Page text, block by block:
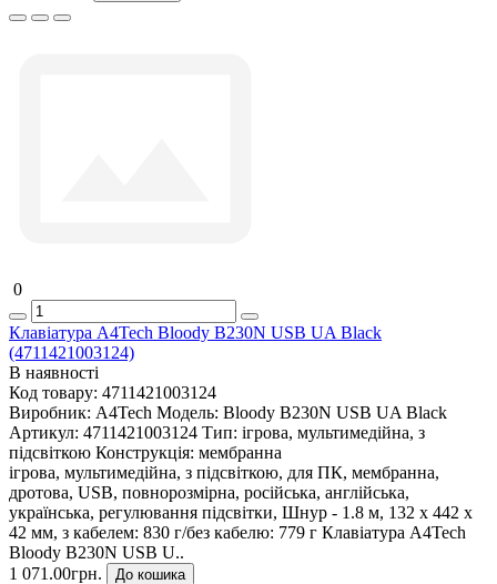
0
Клавіатура A4Tech Bloody B230N USB UA Black
(4711421003124)
В наявності
Код товару: 4711421003124
Виробник: A4Tech Модель: Bloody B230N USB UA Black
Артикул: 4711421003124 Тип: ігрова, мультимедійна, з
підсвіткою Конструкція: мембранна
ігрова, мультимедійна, з підсвіткою, для ПК, мембранна,
дротова, USB, повнорозмірна, російська, англійська,
українська, регулювання підсвітки, Шнур - 1.8 м, 132 х 442 х
42 мм, з кабелем: 830 г/без кабелю: 779 г Клавіатура A4Tech
Bloody B230N USB U..
1 071.00грн.
До кошика